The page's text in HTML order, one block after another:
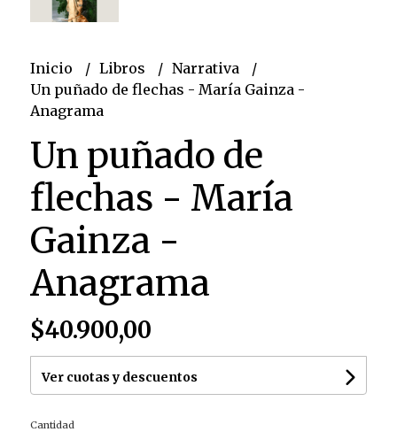
Inicio Libros
Narrativa
Un puñado de flechas - María Gainza -
Anagrama
Un puñado de
flechas - María
Gainza -
Anagrama
$40.900,00
Ver cuotas y descuentos
Cantidad